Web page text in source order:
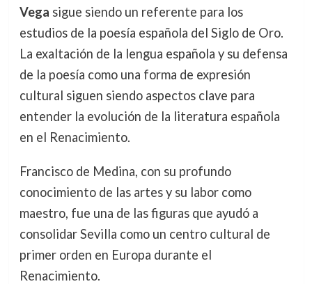
Vega sigue siendo un referente para los
estudios de la poesía española del Siglo de Oro.
La exaltación de la lengua española y su defensa
de la poesía como una forma de expresión
cultural siguen siendo aspectos clave para
entender la evolución de la literatura española
en el Renacimiento.
Francisco de Medina, con su profundo
conocimiento de las artes y su labor como
maestro, fue una de las figuras que ayudó a
consolidar Sevilla como un centro cultural de
primer orden en Europa durante el
Renacimiento.